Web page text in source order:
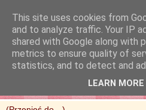
R'n'G Kitchen
This site uses cookies from
and to analyze traffic. Your IP
shared with Google along with
metrics to ensure quality of
statistics, and to detect and
LEARN MORE